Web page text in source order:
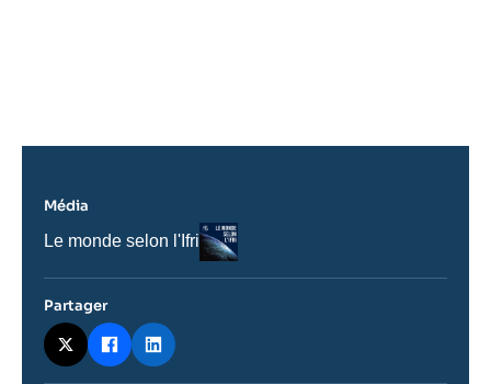
Média
Nom
journal,
ou
émission
Le monde selon l'Ifri
Logo
Partager